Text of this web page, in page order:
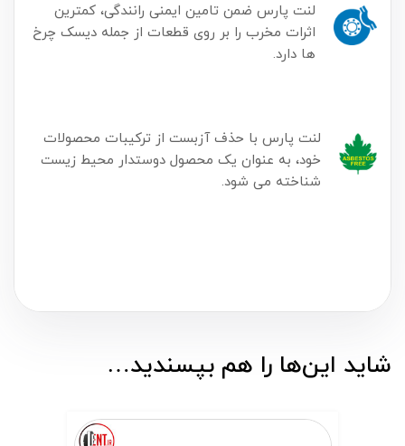
لنت پارس ضمن تامین ایمنی رانندگی، کمترین
اثرات مخرب را بر روی قطعات از جمله دیسک چرخ
ها دارد.
لنت پارس با حذف آزبست از ترکیبات محصولات
خود، به عنوان یک محصول دوستدار محیط زیست
شناخته می شود.
شاید این‌ها را هم بپسندید…